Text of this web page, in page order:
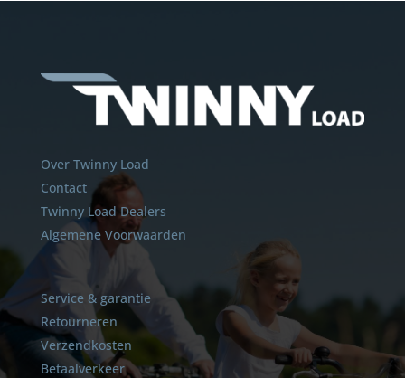
Over Twinny Load
Contact
Twinny Load Dealers
Algemene Voorwaarden
Service & garantie
Retourneren
Verzendkosten
Betaalverkeer